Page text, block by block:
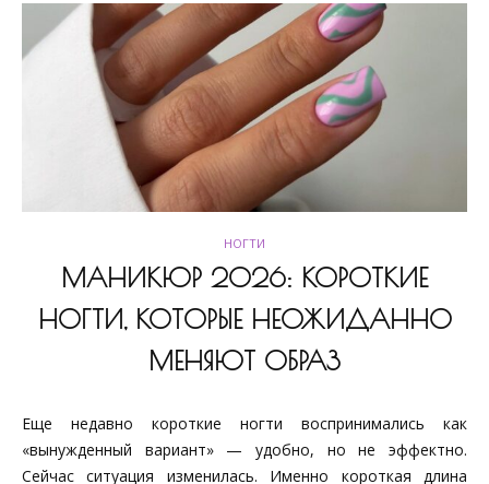
НОГТИ
МАНИКЮР 2026: КОРОТКИЕ
НОГТИ, КОТОРЫЕ НЕОЖИДАННО
МЕНЯЮТ ОБРАЗ
Еще недавно короткие ногти воспринимались как
«вынужденный вариант» — удобно, но не эффектно.
Сейчас ситуация изменилась. Именно короткая длина